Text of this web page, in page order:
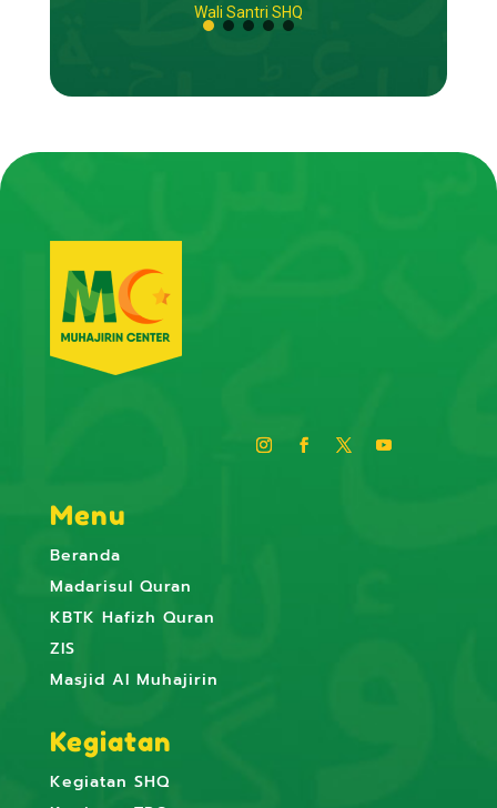
Wali Santri SHQ
Menu
Beranda
Madarisul Quran
KBTK Hafizh Quran
ZIS
Masjid Al Muhajirin
Kegiatan
Kegiatan SHQ